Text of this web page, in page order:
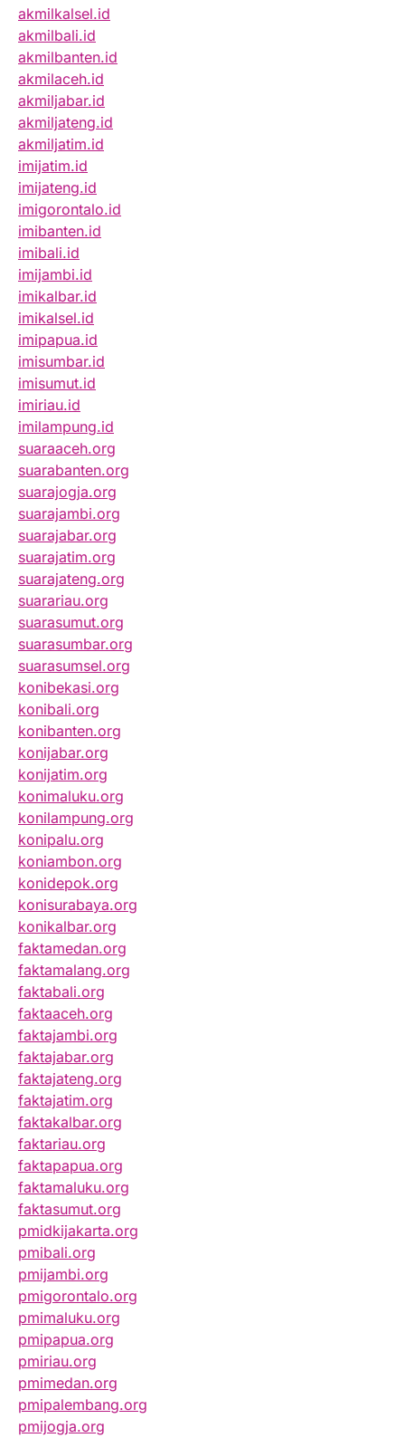
akmilkalsel.id
akmilbali.id
akmilbanten.id
akmilaceh.id
akmiljabar.id
akmiljateng.id
akmiljatim.id
imijatim.id
imijateng.id
imigorontalo.id
imibanten.id
imibali.id
imijambi.id
imikalbar.id
imikalsel.id
imipapua.id
imisumbar.id
imisumut.id
imiriau.id
imilampung.id
suaraaceh.org
suarabanten.org
suarajogja.org
suarajambi.org
suarajabar.org
suarajatim.org
suarajateng.org
suarariau.org
suarasumut.org
suarasumbar.org
suarasumsel.org
konibekasi.org
konibali.org
konibanten.org
konijabar.org
konijatim.org
konimaluku.org
konilampung.org
konipalu.org
koniambon.org
konidepok.org
konisurabaya.org
konikalbar.org
faktamedan.org
faktamalang.org
faktabali.org
faktaaceh.org
faktajambi.org
faktajabar.org
faktajateng.org
faktajatim.org
faktakalbar.org
faktariau.org
faktapapua.org
faktamaluku.org
faktasumut.org
pmidkijakarta.org
pmibali.org
pmijambi.org
pmigorontalo.org
pmimaluku.org
pmipapua.org
pmiriau.org
pmimedan.org
pmipalembang.org
pmijogja.org